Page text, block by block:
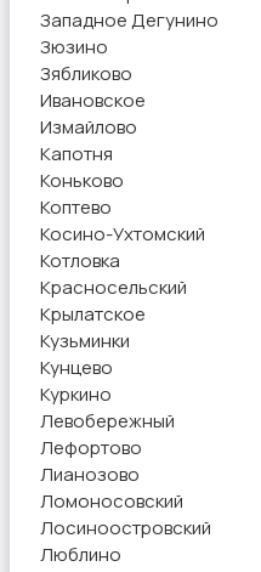
Западное Дегунино
Зюзино
Зябликово
Ивановское
Измайлово
Капотня
Коньково
Коптево
Косино-Ухтомский
Котловка
Красносельский
Крылатское
Кузьминки
Кунцево
Куркино
Левобережный
Лефортово
Лианозово
Ломоносовский
Лосиноостровский
Люблино